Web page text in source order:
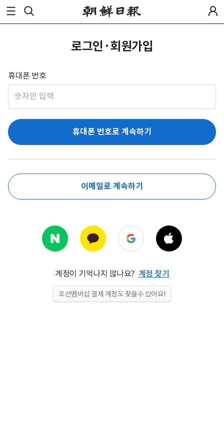
로그인·회원가입
휴대폰 번호
휴대폰 번호로 계속하기
이메일로 계속하기
계정이 기억나지 않나요? 계정 찾기
조선멤버십 결제 계정도 찾을수 있어요!